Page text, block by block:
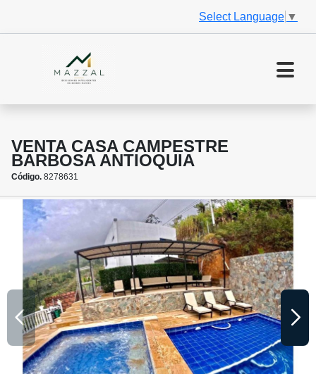
Select Language ▼
VENTA CASA CAMPESTRE
BARBOSA ANTIOQUIA
Código. 8278631